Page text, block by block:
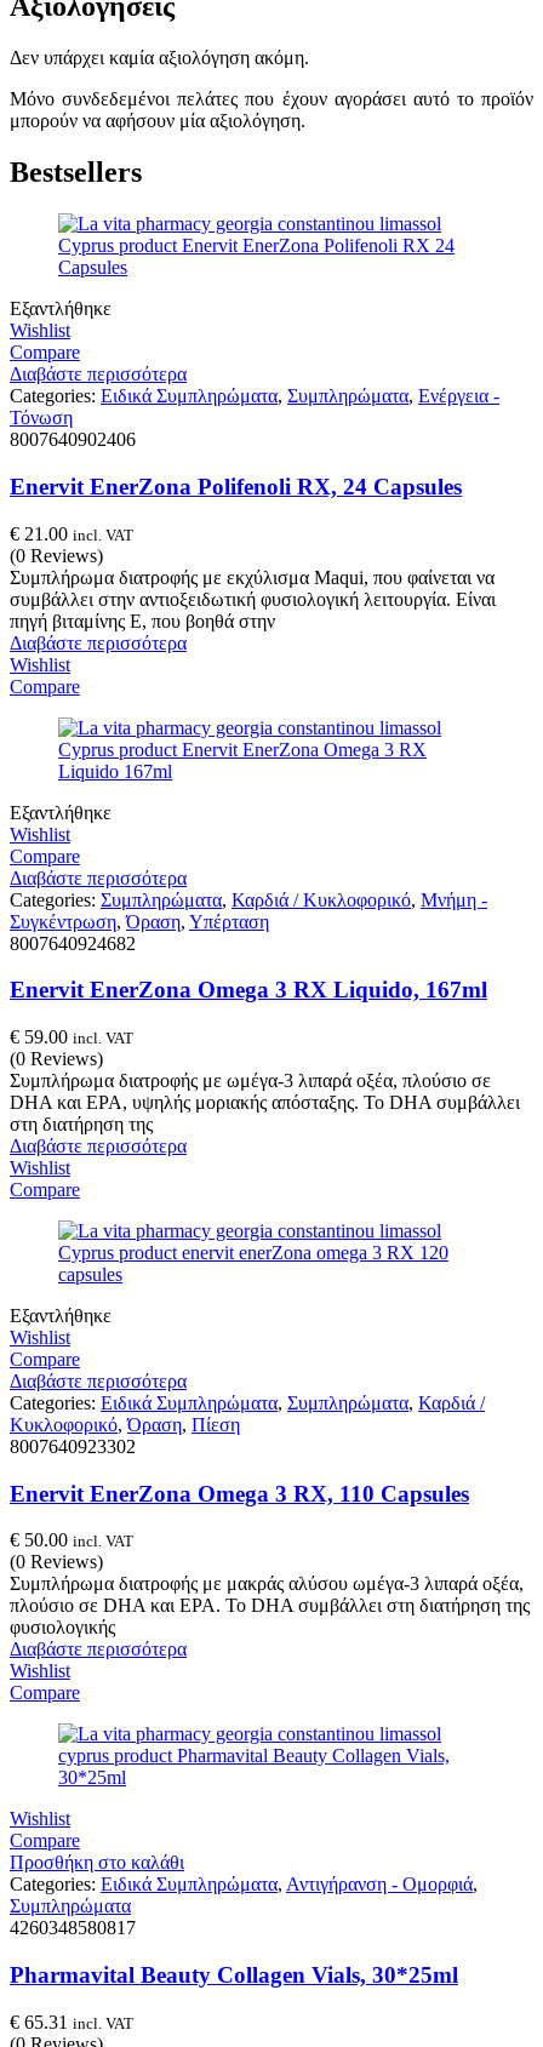
Αξιολογήσεις
Δεν υπάρχει καμία αξιολόγηση ακόμη.
Μόνο συνδεδεμένοι πελάτες που έχουν αγοράσει αυτό το προϊόν
μπορούν να αφήσουν μία αξιολόγηση.
Bestsellers
Εξαντλήθηκε
Wishlist
Compare
Διαβάστε περισσότερα
Categories: Ειδικά Συμπληρώματα, Συμπληρώματα, Ενέργεια -
Τόνωση
8007640902406
Enervit EnerZona Polifenoli RX, 24 Capsules
€ 21.00 incl. VAT
(0 Reviews)
Συμπλήρωμα διατροφής με εκχύλισμα Maqui, που φαίνεται να
συμβάλλει στην αντιοξειδωτική φυσιολογική λειτουργία. Είναι
πηγή βιταμίνης Ε, που βοηθά στην
Διαβάστε περισσότερα
Wishlist
Compare
Εξαντλήθηκε
Wishlist
Compare
Διαβάστε περισσότερα
Categories: Συμπληρώματα, Καρδιά / Κυκλοφορικό, Μνήμη -
Συγκέντρωση,Όραση, Υπέρταση
8007640924682
Enervit EnerZona Omega 3 RX Liquido, 167ml
€ 59.00 incl. VAT
(0 Reviews)
Συμπλήρωμα διατροφής με ωμέγα-3 λιπαρά οξέα, πλούσιο σε
DHA και EPA, υψηλής μοριακής απόσταξης. Το DHA συμβάλλει
στη διατήρηση της
Διαβάστε περισσότερα
Wishlist
Compare
Εξαντλήθηκε
Wishlist
Compare
Διαβάστε περισσότερα
Categories: Ειδικά Συμπληρώματα, Συμπληρώματα, Καρδιά /
Κυκλοφορικό,Όραση, Πίεση
8007640923302
Enervit EnerZona Omega 3 RX, 110 Capsules
€ 50.00 incl. VAT
(0 Reviews)
Συμπλήρωμα διατροφής με μακράς αλύσου ωμέγα-3 λιπαρά οξέα,
πλούσιο σε DHA και EPA. Το DHA συμβάλλει στη διατήρηση της
φυσιολογικής
Διαβάστε περισσότερα
Wishlist
Compare
Wishlist
Compare
Προσθήκη στο καλάθι
Categories: Ειδικά Συμπληρώματα, Αντιγήρανση - Ομορφιά,
Συμπληρώματα
4260348580817
Pharmavital Beauty Collagen Vials, 30*25ml
€ 65.31 incl. VAT